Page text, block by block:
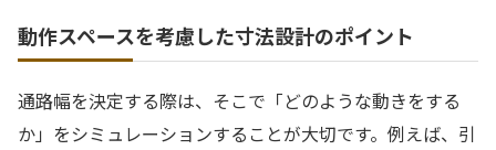
動作スペースを考慮した寸法設計のポイント
通路幅を決定する際は、そこで「どのような動きをする
か」をシミュレーションすることが大切です。例えば、引